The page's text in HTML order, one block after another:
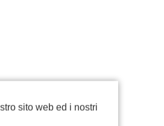
sito web ed i nostri